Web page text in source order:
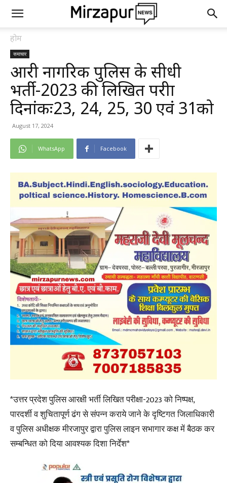
होम
समाचार
आरक्षी नागरिक पुलिस के सीधी
भर्ती-2023 की लिखित परीक्षा
दिनांकः23, 24, 25, 30 एवं 31को
August 17, 2024
WhatsApp Facebook
*उत्तर प्रदेश पुलिस आरक्षी भर्ती लिखित परीक्षा-2023 को निष्पक्ष,
पारदर्शी व शुचितापूर्ण ढंग से संपन्न कराये जाने के दृष्टिगत जिलाधिकारी
व पुलिस अधीक्षक मीरजापुर द्वारा पुलिस लाइन सभागार कक्ष में बैठक कर
सम्बन्धित को दिया आवश्यक दिशा निर्देश*